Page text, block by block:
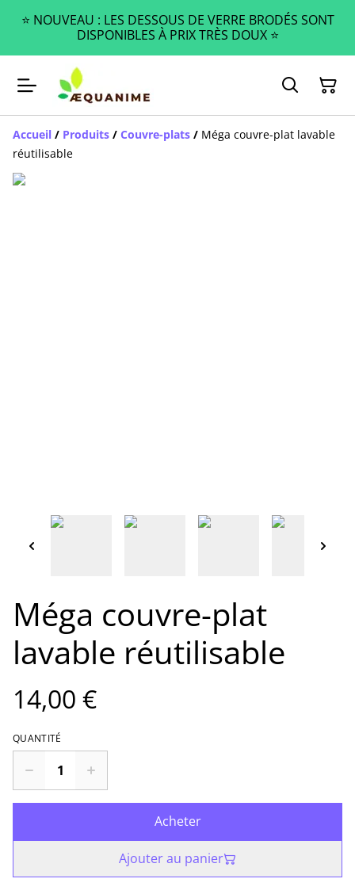
⭐️ NOUVEAU : LES DESSOUS DE VERRE BRODÉS SONT
DISPONIBLES À PRIX TRÈS DOUX ⭐️
Accueil / Produits / Couvre-plats / Méga couvre-plat lavable
réutilisable
Méga couvre-plat
lavable réutilisable
14,00 €
QUANTITÉ
Acheter
Ajouter au panier